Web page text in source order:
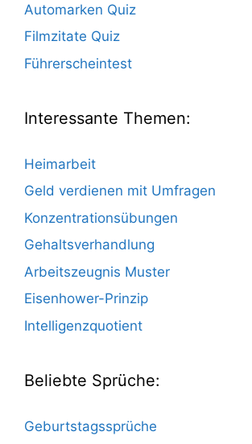
Automarken Quiz
Filmzitate Quiz
Führerscheintest
Interessante Themen:
Heimarbeit
Geld verdienen mit Umfragen
Konzentrationsübungen
Gehaltsverhandlung
Arbeitszeugnis Muster
Eisenhower-Prinzip
Intelligenzquotient
Beliebte Sprüche:
Geburtstagssprüche